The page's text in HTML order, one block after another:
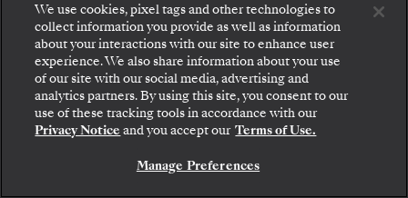
The Grill
Installez-vous pour savourer des salades
We use cookies, pixel tags and other technologies to
collect information you provide as well as information
about your interactions with our site to enhance user
experience. We also share information about your use
of our site with our social media, advertising and
analytics partners. By using this site, you consent to our
use of these tracking tools in accordance with our
Privacy Notice and you accept our Terms of Use.
Manage Preferences